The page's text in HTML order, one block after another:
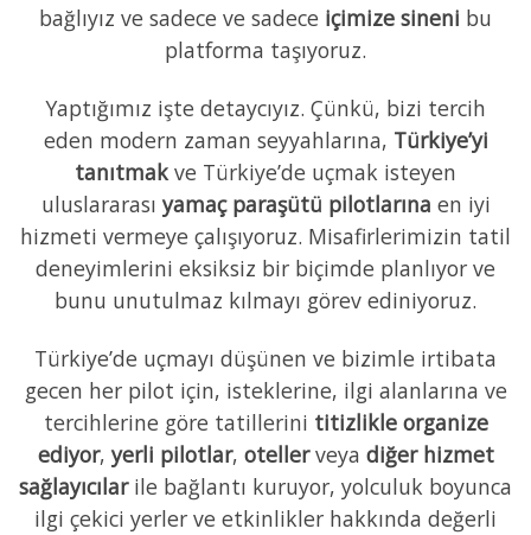
bağlıyız ve sadece ve sadece içimize sineni bu
platforma taşıyoruz.
Yaptığımız işte detaycıyız. Çünkü, bizi tercih
eden modern zaman seyyahlarına, Türkiye’yi
tanıtmakve Türkiye’de uçmak isteyen
uluslararası yamaç paraşütü pilotlarına en iyi
hizmeti vermeye çalışıyoruz. Misafirlerimizin tatil
deneyimlerini eksiksiz bir biçimde planlıyor ve
bunu unutulmaz kılmayı görev ediniyoruz.
Türkiye’de uçmayı düşünen ve bizimle irtibata
gecen her pilot için, isteklerine, ilgi alanlarına ve
tercihlerine göre tatillerini titizlikle organize
ediyor, yerli pilotlar, otellerveya diğer hizmet
sağlayıcılarile bağlantı kuruyor, yolculuk boyunca
ilgi çekici yerler ve etkinlikler hakkında değerli